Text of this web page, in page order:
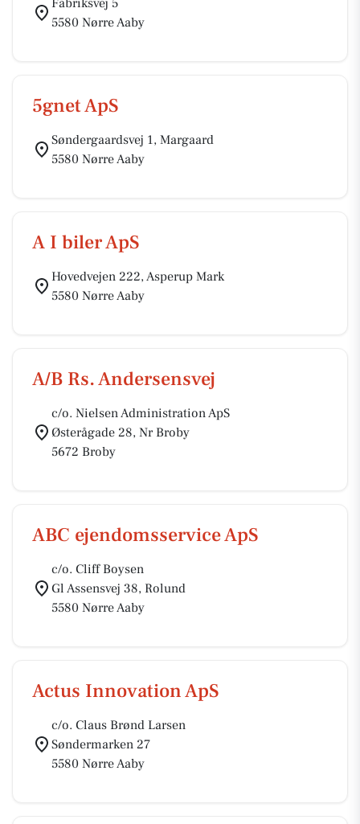
Fabriksvej 5
5580 Nørre Aaby
5gnet ApS
Søndergaardsvej 1, Margaard
5580 Nørre Aaby
A I biler ApS
Hovedvejen 222, Asperup Mark
5580 Nørre Aaby
A/B Rs. Andersensvej
c/o. Nielsen Administration ApS
Østerågade 28, Nr Broby
5672 Broby
ABC ejendomsservice ApS
c/o. Cliff Boysen
Gl Assensvej 38, Rolund
5580 Nørre Aaby
Actus Innovation ApS
c/o. Claus Brønd Larsen
Søndermarken 27
5580 Nørre Aaby